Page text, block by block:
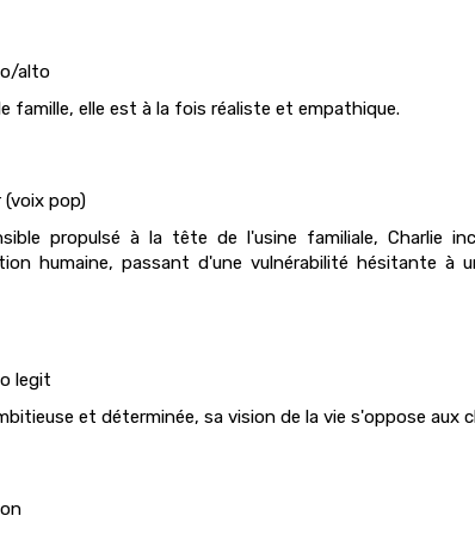
alto
famille, elle est à la fois réaliste et empathique.
pop)
propulsé à la tête de l'usine familiale, Charlie
humaine, passant d'une vulnérabilité hésitante à
legit
et déterminée, sa vision de la vie s'oppose aux